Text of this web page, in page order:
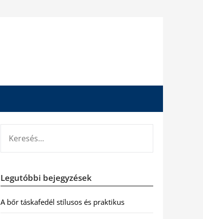
Legutóbbi bejegyzések
A bőr táskafedél stílusos és praktikus